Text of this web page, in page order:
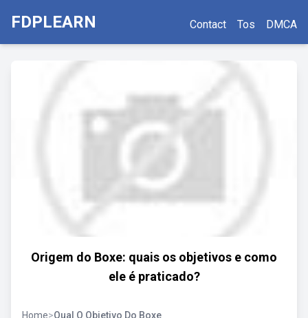
FDPLEARN Contact Tos DMCA
Origem do Boxe: quais os objetivos e como
ele é praticado?
Home>Qual O Objetivo Do Boxe